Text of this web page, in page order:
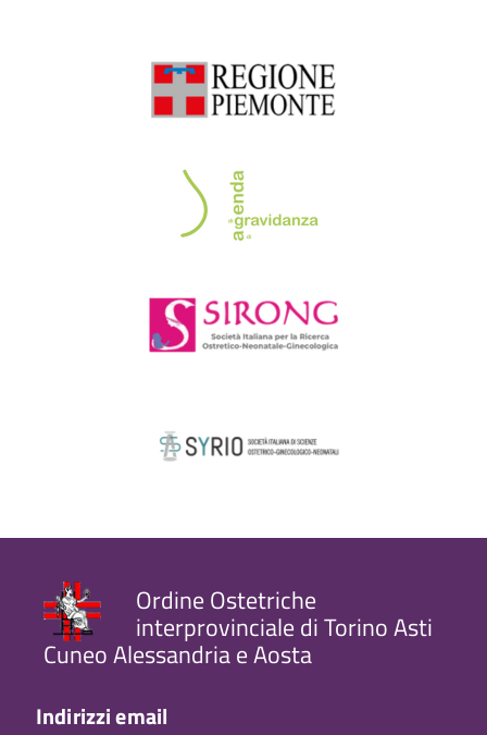
Ordine Ostetriche
interprovinciale di Torino Asti
Cuneo Alessandria e Aosta
Indirizzi email